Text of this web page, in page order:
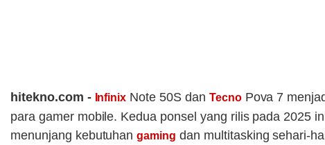
hitekno.com - Infinix Note 50S dan TecnoPova 7
para gamer mobile. Kedua ponsel yang rilis pada 2025
menunjang kebutuhangaming dan multitasking sehari-